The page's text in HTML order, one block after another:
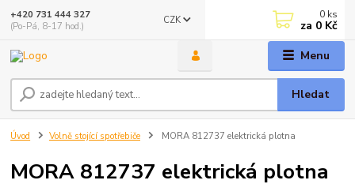
Menu
CZK
Hledat
+420 731 444 327
(Po-Pá, 8-17 hod.)
0 ks
za 0 Kč
Úvod Volně stojící spotřebiče MORA 812737 elektrická plotna
MORA 812737 elektrická plotna